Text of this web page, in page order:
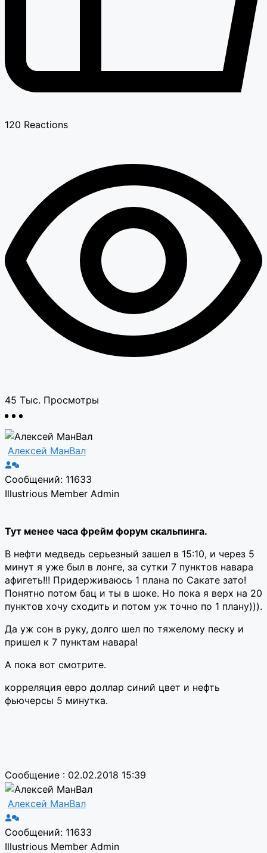
120 Reactions
45 Тыс. Просмотры
Алексей МанВал
Сообщений: 11633
Illustrious Member Admin
Тут менее часа фрейм форум скальпинга.
В нефти медведь серьезный зашел в 15:10, и через 5
минут я уже был в лонге, за сутки 7 пунктов навара
афигеть!!! Придерживаюсь 1 плана по Сакате зато!
Понятно потом бац и ты в шоке. Но пока я верх на 20
пунктов хочу сходить и потом уж точно по 1 плану))).
Да уж сон в руку, долго шел по тяжелому песку и
пришел к 7 пунктам навара!
А пока вот смотрите.
корреляция евро доллар синий цвет и нефть
фьючерсы 5 минутка.
Сообщение : 02.02.2018 15:39
Алексей МанВал
Сообщений: 11633
Illustrious Member Admin